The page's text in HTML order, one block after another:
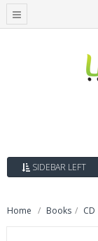
SIDEBAR LEFT
Home Books CD